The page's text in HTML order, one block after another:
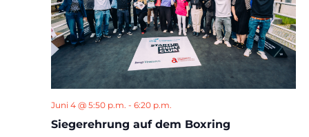
Siegerehrung auf dem Boxring
Juni 4 @ 5:50 p.m. - 6:20 p.m.